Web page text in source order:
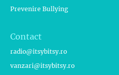
Prevenire Bullying
Contact
radio@itsybitsy.ro
vanzari@itsybitsy.ro